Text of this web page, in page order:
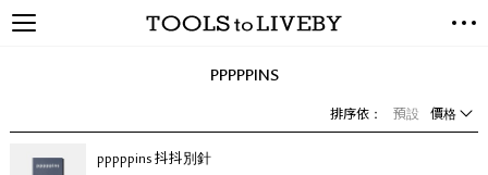
PPPPPINS
排序依： 預設 價格
pppppins 抖抖別針
LIVING TOOLS